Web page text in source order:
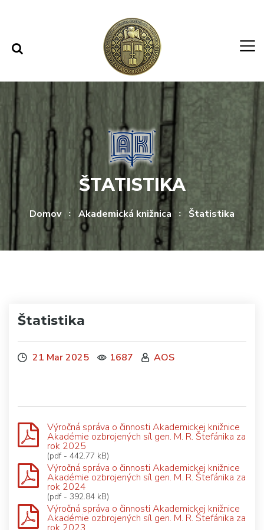
ŠTATISTIKA
Domov Akademická knižnica Štatistika
Štatistika
21 Mar 2025 1687 AOS
Výročná správa o činnosti Akademickej knižnice
Akadémie ozbrojených síl gen. M. R. Štefánika za
rok 2025
(pdf - 442.77 kB)
Výročná správa o činnosti Akademickej knižnice
Akadémie ozbrojených síl gen. M. R. Štefánika za
rok 2024
(pdf - 392.84 kB)
Výročná správa o činnosti Akademickej knižnice
Akadémie ozbrojených síl gen. M. R. Štefánika za
rok 2023